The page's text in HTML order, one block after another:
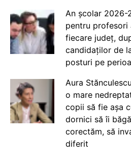
An școlar 2026-
pentru
fiecare județ,
candidaților de
posturi pe
Aura
o mare
copii să fie așa
dornici să îi
corectăm, să
diferit